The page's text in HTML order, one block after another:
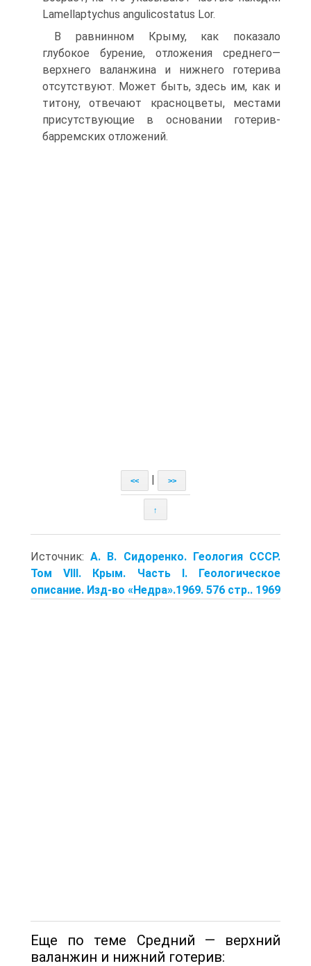
Lamellaptychus angulicostatus Lor.
В равнинном Крыму, как показало
глубокое бурение, отложения среднего—
верхнего валанжина и нижнего готерива
отсутствуют. Может быть, здесь им, как и
титону, отвечают красноцветы, местами
присут­ствующие в основании готерив-
барремских отложений.
<< >>
↑
Источник:А. В. Сидоренко. Геология СССР.
Том VIII. Крым. Часть I. Геологическое
описание. Изд-во «Недра».1969. 576 стр.. 1969
Еще по теме Средний — верхний
валанжин и нижний готерив: